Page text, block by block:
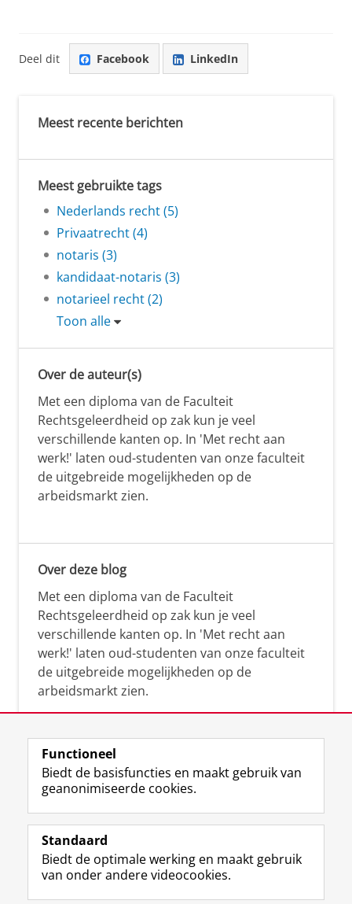
Deel dit Facebook LinkedIn
Meest recente berichten
Meest gebruikte tags
Nederlands recht (5)
Privaatrecht (4)
notaris (3)
kandidaat-notaris (3)
notarieel recht (2)
Toon alle
Over de auteur(s)
Met een diploma van de Faculteit
Rechtsgeleerdheid op zak kun je veel
verschillende kanten op. In 'Met recht aan
werk!' laten oud-studenten van onze faculteit
de uitgebreide mogelijkheden op de
arbeidsmarkt zien.
Over deze blog
Met een diploma van de Faculteit
Rechtsgeleerdheid op zak kun je veel
verschillende kanten op. In 'Met recht aan
werk!' laten oud-studenten van onze faculteit
de uitgebreide mogelijkheden op de
arbeidsmarkt zien.
Volg de RUG
F
a
e
b
L
i
k
e
R
S
-
f
I
n
t
Y
o
T
Studiekiezers
Functioneel
Biedt de basisfuncties en maakt gebruik van
geanonimiseerde cookies.
Standaard
Biedt de optimale werking en maakt gebruik
van onder andere videocookies.